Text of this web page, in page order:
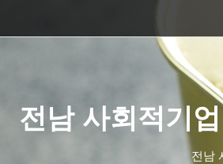
전남 사회적기
전남